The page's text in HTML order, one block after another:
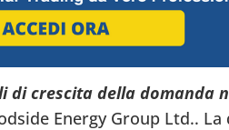
di crescita della domanda
Energy Group Ltd..